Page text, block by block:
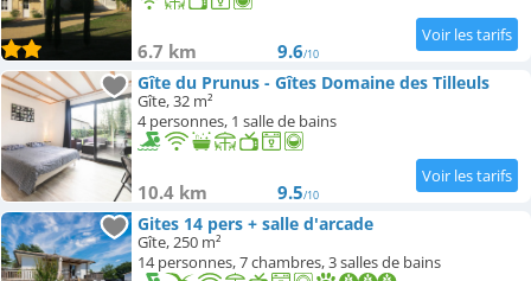
6.7 km 9.6/10
Gîte du Prunus - Gîtes Domaine des Tilleuls
Gîte, 32 m²
4 personnes, 1 salle de bains
10.4 km 9.5/10
Gites 14 pers + salle d'arcade
Gîte, 250 m²
14 personnes, 7 chambres, 3 salles de bains